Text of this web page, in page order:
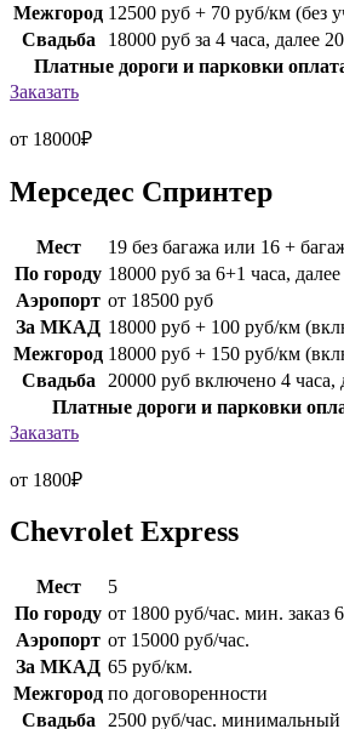
Межгород 12500 руб + 70 руб/км (без
Свадьба
18000 руб за 4 часа, далее
Платные дороги и парковки
Заказать
от 18000₽
Мерседес Спринтер
Мест
19 без багажа или 16 +
По городу 18000 руб за 6+1 часа,
Аэропорт от 18500 руб
За МКАД 18000 руб + 100 руб/км
Межгород 18000 руб + 150 руб/км
Свадьба
20000 руб включено 4 часа,
Платные дороги и парковки
Заказать
от 1800₽
Chevrolet Express
Мест
5
По городу от 1800 руб/час. мин. заказ
Аэропорт от 15000 руб/час.
За МКАД 65 руб/км.
Межгород по договоренности
Свадьба
2500 руб/час. минимальный